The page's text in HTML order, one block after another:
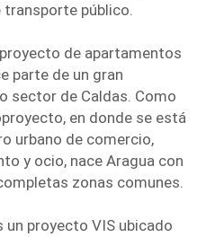
público.
de apartamentos
parte de un gran
sector de Caldas. Como
en donde se está
urbano de comercio,
y ocio, nace Aragua con
zonas comunes.
un proyecto VIS ubicado